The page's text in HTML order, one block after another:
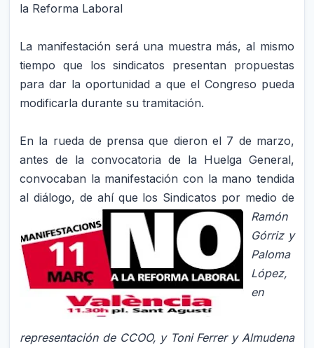
la Reforma Laboral
La manifestación será una muestra más, al mismo
tiempo que los sindicatos presentan propuestas
para dar la oportunidad a que el Congreso pueda
modificarla durante su tramitación.
En la rueda de prensa que dieron el 7 de marzo,
antes de la convocatoria de la Huelga General,
convocaban la manifestación con la mano tendida
al diálogo, de ahí que los Sindicatos por medio de
Ramón
Górriz y
Paloma
López,
en
representación de CCOO, y Toni Ferrer y Almudena